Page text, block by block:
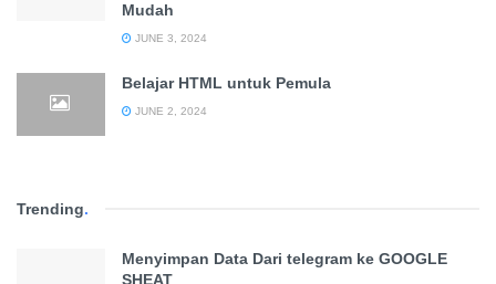
Mudah
JUNE 3, 2024
Belajar HTML untuk Pemula
JUNE 2, 2024
Trending.
Menyimpan Data Dari telegram ke GOOGLE
SHEAT